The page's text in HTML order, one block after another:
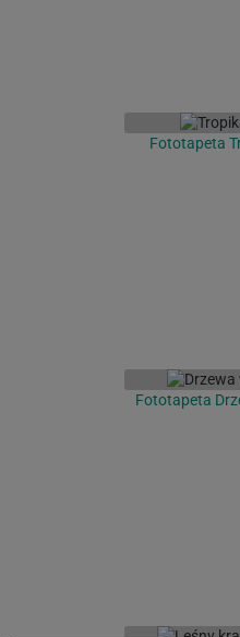
Fototapeta
Fototapeta